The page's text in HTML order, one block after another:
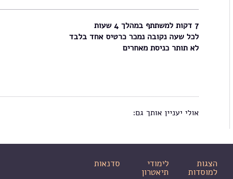
7 דקות למשתתף במהלך 4 שעות
לכל שעה נקובה נמכר כרטיס אחד בלבד
לא תותר כניסת מאחרים
אולי יעניין אותך גם:
הצגות
למוסדות
לימודי
תיאטרון
סדנאות